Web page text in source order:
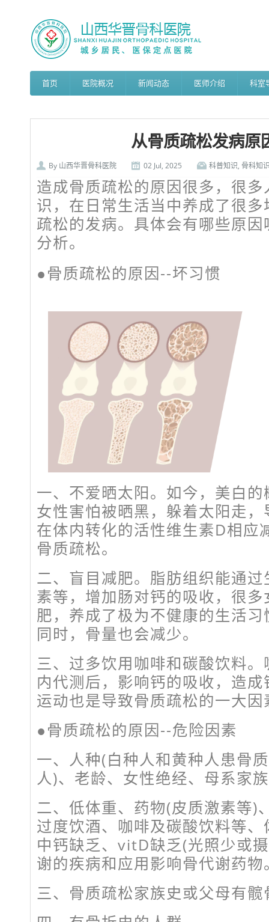
首页 医院概况 新闻动态 医师介绍 科室
从骨质疏松发病原
By 山西华晋骨科医院 02 Jul, 2025 科普知识, 骨科知
造成骨质疏松的原因很多，很
识，在日常生活当中养成了很
疏松的发病。具体会有哪些原
分析。
●骨质疏松的原因--坏习惯
一、不爱晒太阳。如今，美白
女性害怕被晒黑，躲着太阳走
在体内转化的活性维生素D相应
骨质疏松。
二、盲目减肥。脂肪组织能通
素等，增加肠对钙的吸收，很
肥，养成了极为不健康的生活
同时，骨量也会减少。
三、过多饮用咖啡和碳酸饮料
内代测后，影响钙的吸收，造
运动也是导致骨质疏松的一大因
●骨质疏松的原因--危险因素
一、人种(白种人和黄种人患骨
人)、老龄、女性绝经、母系家
二、低体重、药物(皮质激素等)
过度饮酒、咖啡及碳酸饮料等
中钙缺乏、vitD缺乏(光照少或
谢的疾病和应用影响骨代谢药物
三、骨质疏松家族史或父母有